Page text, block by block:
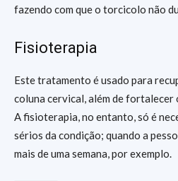
fazendo com que o torcicolo não
Fisioterapia
Este tratamento é usado para
coluna cervical, além de fortalecer
A fisioterapia, no entanto, só é
sérios da condição; quando a
mais de uma semana, por exemplo.